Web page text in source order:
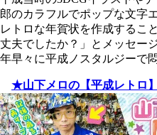
郎のカラフルでポップな文字
レトロな年賀状を作成するこ
丈夫でしたか？」とメッセー
年早々に平成ノスタルジーで
★山下メロの【平成レトロ